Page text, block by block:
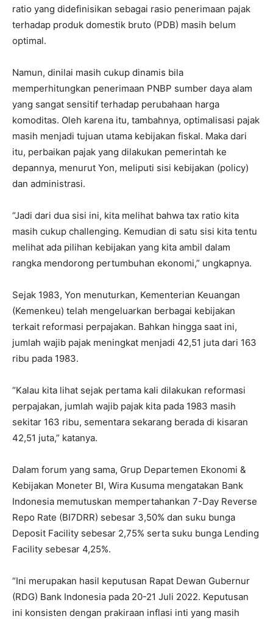
ratio yang didefinisikan sebagai rasio penerimaan pajak
terhadap produk domestik bruto (PDB) masih belum
optimal.
Namun, dinilai masih cukup dinamis bila
memperhitungkan penerimaan PNBP sumber daya alam
yang sangat sensitif terhadap perubahaan harga
komoditas. Oleh karena itu, tambahnya, optimalisasi pajak
masih menjadi tujuan utama kebijakan fiskal. Maka dari
itu, perbaikan pajak yang dilakukan pemerintah ke
depannya, menurut Yon, meliputi sisi kebijakan (policy)
dan administrasi.
“Jadi dari dua sisi ini, kita melihat bahwa tax ratio kita
masih cukup challenging. Kemudian di satu sisi kita tentu
melihat ada pilihan kebijakan yang kita ambil dalam
rangka mendorong pertumbuhan ekonomi,” ungkapnya.
Sejak 1983, Yon menuturkan, Kementerian Keuangan
(Kemenkeu) telah mengeluarkan berbagai kebijakan
terkait reformasi perpajakan. Bahkan hingga saat ini,
jumlah wajib pajak meningkat menjadi 42,51 juta dari 163
ribu pada 1983.
“Kalau kita lihat sejak pertama kali dilakukan reformasi
perpajakan, jumlah wajib pajak kita pada 1983 masih
sekitar 163 ribu, sementara sekarang berada di kisaran
42,51 juta,” katanya.
Dalam forum yang sama, Grup Departemen Ekonomi &
Kebijakan Moneter BI, Wira Kusuma mengatakan Bank
Indonesia memutuskan mempertahankan 7-Day Reverse
Repo Rate (BI7DRR) sebesar 3,50% dan suku bunga
Deposit Facility sebesar 2,75% serta suku bunga Lending
Facility sebesar 4,25%.
“Ini merupakan hasil keputusan Rapat Dewan Gubernur
(RDG) Bank Indonesia pada 20-21 Juli 2022. Keputusan
ini konsisten dengan prakiraan inflasi inti yang masih